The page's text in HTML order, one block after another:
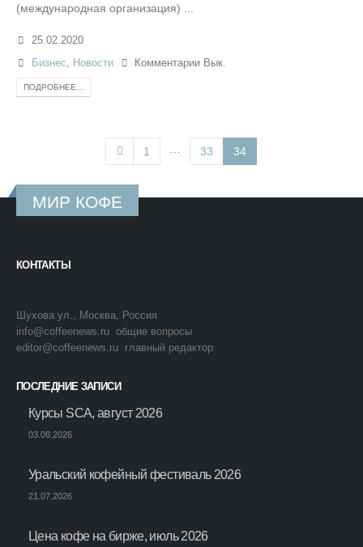
(международная организация) ...
25.02.2020
Бизнес, Новости Комментарии Вык.
ПОДРОБНЕЕ...
1 33 34
МИР КОФЕ
КОНТАКТЫ
Шухова ул., Москва, Россия
info@coffeenews.ru общие вопросы
editor@coffeenews.ru главный редактор
ПОСЛЕДНИЕ ЗАПИСИ
Курсы SCA, август 2026
03.08.2026
Уральский кофейный фестиваль 2026
21.07.2026
Цена кофе на бирже, июль 2026